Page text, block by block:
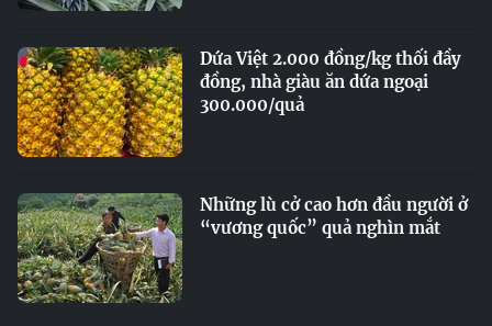
Dứa Việt 2.000 đồng/kg thối đầy
đồng, nhà giàu ăn dứa ngoại
300.000/quả
Những lù cở cao hơn đầu người ở
“vương quốc” quả nghìn mắt